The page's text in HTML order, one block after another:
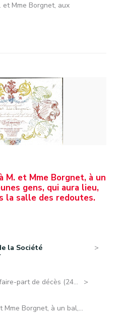
et Mme Borgnet, aux
M. et Mme Borgnet, à un
gens, qui aura lieu,
la salle des redoutes.
la Société
part de décès (24...
Mme Borgnet, à un bal,...